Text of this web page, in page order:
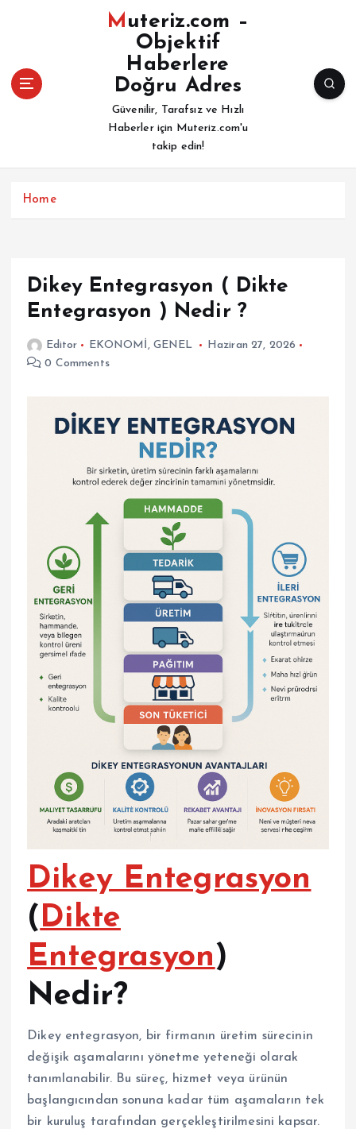
Muteriz.com –
Objektif
Haberlere
Doğru Adres
Güvenilir, Tarafsız ve Hızlı
Haberler için Muteriz.com'u
takip edin!
Home
Dikey Entegrasyon ( Dikte
Entegrasyon ) Nedir ?
Editor EKONOMİ , GENEL
Haziran 27, 2026
0 Comments
Dikey Entegrasyon
( Dikte
Entegrasyon)
Nedir?
Dikey entegrasyon, bir firmanın üretim sürecinin
değişik aşamalarını yönetme yeteneği olarak
tanımlanabilir. Bu süreç, hizmet veya ürünün
başlangıcından sonuna kadar tüm aşamaların tek
bir kuruluş tarafından gerçekleştirilmesini kapsar.